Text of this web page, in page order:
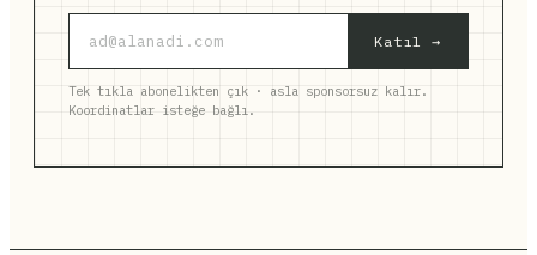
Katıl →
Tek tıkla abonelikten çık · asla sponsorsuz kalır.
Koordinatlar isteğe bağlı.